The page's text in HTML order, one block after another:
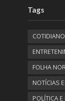
Tags
COTIDIANO
FOLHA
NOTÍCIAS
POLÍTICA